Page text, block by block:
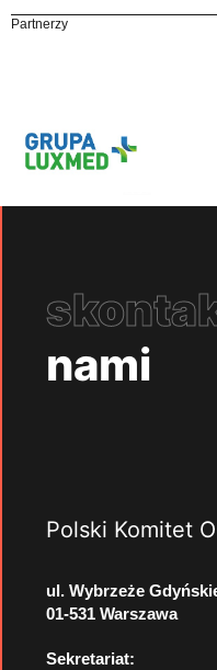
Partnerzy
nami
Polski Komitet
ul. Wybrzeże
01-531 Warszawa
Sekretariat: